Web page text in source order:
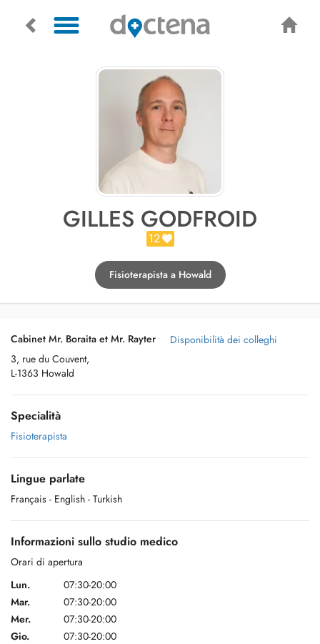
GILLES GODFROID
12
Fisioterapista a Howald
Cabinet Mr. Boraita et Mr. Rayter
3, rue du Couvent,
L-1363 Howald
Disponibilità dei colleghi
Specialità
Fisioterapista
Lingue parlate
Français - English - Turkish
Informazioni sullo studio medico
Orari di apertura
Lun.
07:30-20:00
Mar.
07:30-20:00
Mer.
07:30-20:00
Gio.
07:30-20:00